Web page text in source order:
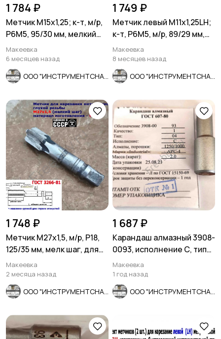
1 784 ₽
Метчик М15х1,25; к-т, м/р,
Р6М5, 95/30 мм, мелкий
шаг, ГОСТ 3266-81.
Макеевка
6 месяцев назад
1 749 ₽
Метчик левый М11х1,25LH;
к-т, Р6М5, м/р, 89/29 мм,
мелкий шаг.
Макеевка
8 месяцев назад
1 748 ₽
Метчик М27х1,5, м/р, Р18,
125/35 мм, мелк шаг, для
скв и гл резьбы, СССР
Макеевка
2 месяца назад
1 687 ₽
Карандаш алмазный 3908-
0093, исполнение С, тип
04, 2 карата.
Макеевка
1 год назад